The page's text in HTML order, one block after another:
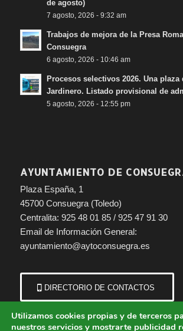
de agosto)
7 agosto, 2026 - 9:32 am
Trabajos de mejora de la Presa
Consuegra
6 agosto, 2026 - 10:46 am
Procesos selectivos 2026. Una plaza
Jardinero. Listado provisional de
5 agosto, 2026 - 12:55 pm
AYUNTAMIENTO DE
Plaza España, 1
45700 Consuegra (Toledo)
Centralita: 925 48 01 85 / 925 47 91 30
Email de Información General:
ayuntamiento@aytoconsuegra.es
DIRECTORIO DE CONTACTOS
Utilizamos cookies propias y de terceros
nuestros servicios y mostrarte publicidad